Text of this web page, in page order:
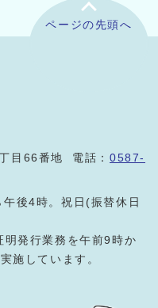
ページの先頭へ
目66番地 電話：0587-
後4時。祝日(振替休日
発行業務を午前9時か
施しています。